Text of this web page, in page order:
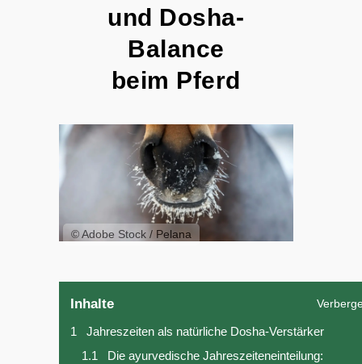
und Dosha-
Balance
beim Pferd
© Adobe Stock / Pelana
Inhalte
1
Jahreszeiten als natürliche Dosha-Verstärker
1.1
Die ayurvedische Jahreszeiteneinteilung: